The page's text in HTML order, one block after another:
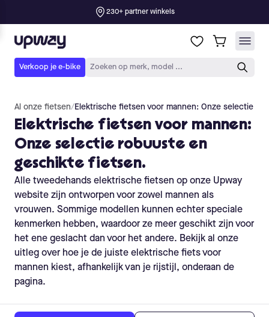
Al onze fietsen/Elektrische fietsen voor mannen: Onze selectie
Elektrische fietsen voor mannen:
Onze selectie robuuste en
geschikte fietsen.
Alle tweedehands elektrische fietsen op onze Upway
website zijn ontworpen voor zowel mannen als
vrouwen. Sommige modellen kunnen echter speciale
kenmerken hebben, waardoor ze meer geschikt zijn voor
het ene geslacht dan voor het andere. Bekijk al onze
uitleg over hoe je de juiste elektrische fiets voor
mannen kiest, afhankelijk van je rijstijl, onderaan de
pagina.